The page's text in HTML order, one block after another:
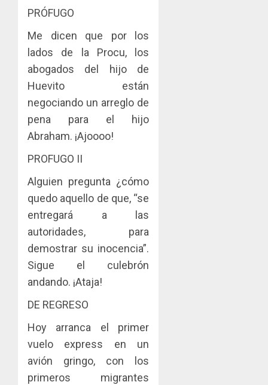
PRÓFUGO
Me dicen que por los
lados de la Procu, los
abogados del hijo de
Huevito están
negociando un arreglo de
pena para el hijo
Abraham. ¡Ajoooo!
PROFUGO II
Alguien pregunta ¿cómo
quedo aquello de que, “se
entregará a las
autoridades, para
demostrar su inocencia”.
Sigue el culebrón
andando. ¡Ataja!
DE REGRESO
Hoy arranca el primer
vuelo express en un
avión gringo, con los
primeros migrantes